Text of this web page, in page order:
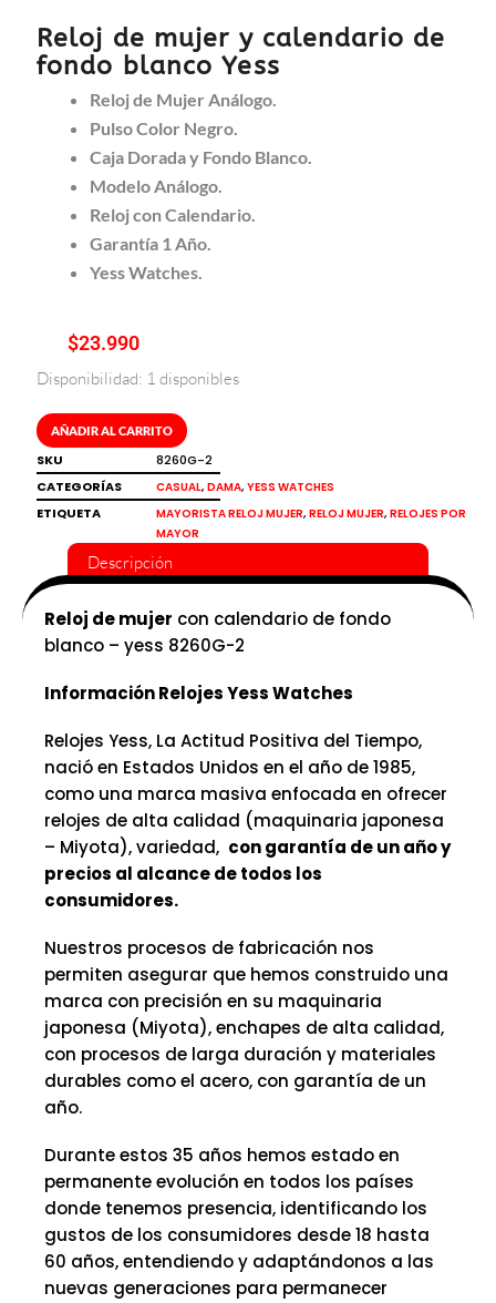
Reloj de mujer y calendario de
fondo blanco Yess
Reloj de Mujer Análogo.
Pulso Color Negro.
Caja Dorada y Fondo Blanco.
Modelo Análogo.
Reloj con Calendario.
Garantía 1 Año.
Yess Watches.
$23.990
Disponibilidad: 1 disponibles
Reloj
mujer
calendario
de
fondo
blanco
cantidad
AÑADIR AL CARRITO
SKU
8260G-2
CATEGORÍAS
CASUAL, DAMA, YESS WATCHES
ETIQUETA MAYORISTA RELOJ MUJER, RELOJ MUJER, RELOJES POR
MAYOR
Descripción
Reloj de mujer con calendario de fondo
blanco – yess 8260G-2
Información Relojes Yess Watches
Relojes Yess, La Actitud Positiva del Tiempo,
nació en Estados Unidos en el año de 1985,
como una marca masiva enfocada en ofrecer
relojes de alta calidad (maquinaria japonesa
– Miyota), variedad, con garantía de un año y
precios al alcance de todos los
consumidores.
Nuestros procesos de fabricación nos
permiten asegurar que hemos construido una
marca con precisión en su maquinaria
japonesa (Miyota), enchapes de alta calidad,
con procesos de larga duración y materiales
durables como el acero, con garantía de un
año.
Durante estos 35 años hemos estado en
permanente evolución en todos los países
donde tenemos presencia, identificando los
gustos de los consumidores desde 18 hasta
60 años, entendiendo y adaptándonos a las
nuevas generaciones para permanecer